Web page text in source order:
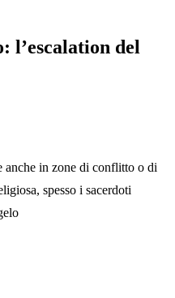
l’escalation del
anche in zone di conflitto o di
spesso i sacerdoti